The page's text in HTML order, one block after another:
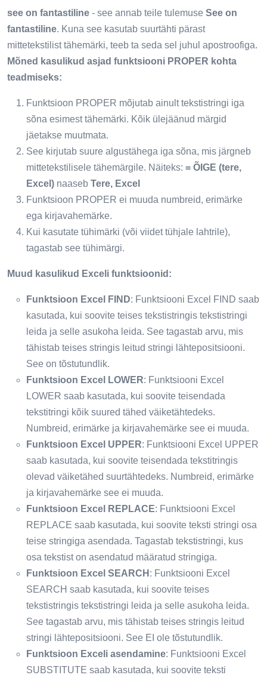
see on fantastiline - see annab teile tulemuse See on
fantastiline. Kuna see kasutab suurtähti pärast
mittetekstilist tähemärki, teeb ta seda sel juhul apostroofiga.
Mõned kasulikud asjad funktsiooni PROPER kohta
teadmiseks:
Funktsioon PROPER mõjutab ainult tekstistringi iga
sõna esimest tähemärki. Kõik ülejäänud märgid
jäetakse muutmata.
See kirjutab suure algustähega iga sõna, mis järgneb
mittetekstilisele tähemärgile. Näiteks: = ÕIGE (tere,
Excel) naaseb Tere, Excel
Funktsioon PROPER ei muuda numbreid, erimärke
ega kirjavahemärke.
Kui kasutate tühimärki (või viidet tühjale lahtrile),
tagastab see tühimärgi.
Muud kasulikud Exceli funktsioonid:
Funktsioon Excel FIND: Funktsiooni Excel FIND saab
kasutada, kui soovite teises tekstistringis tekstistringi
leida ja selle asukoha leida. See tagastab arvu, mis
tähistab teises stringis leitud stringi lähtepositsiooni.
See on tõstutundlik.
Funktsioon Excel LOWER: Funktsiooni Excel
LOWER saab kasutada, kui soovite teisendada
tekstitringi kõik suured tähed väiketähtedeks.
Numbreid, erimärke ja kirjavahemärke see ei muuda.
Funktsioon Excel UPPER: Funktsiooni Excel UPPER
saab kasutada, kui soovite teisendada tekstitringis
olevad väiketähed suurtähtedeks. Numbreid, erimärke
ja kirjavahemärke see ei muuda.
Funktsioon Excel REPLACE: Funktsiooni Excel
REPLACE saab kasutada, kui soovite teksti stringi osa
teise stringiga asendada. Tagastab tekstistringi, kus
osa tekstist on asendatud määratud stringiga.
Funktsioon Excel SEARCH : Funktsiooni Excel
SEARCH saab kasutada, kui soovite teises
tekstistringis tekstistringi leida ja selle asukoha leida.
See tagastab arvu, mis tähistab teises stringis leitud
stringi lähtepositsiooni. See EI ole tõstutundlik.
Funktsioon Exceli asendamine: Funktsiooni Excel
SUBSTITUTE saab kasutada, kui soovite teksti